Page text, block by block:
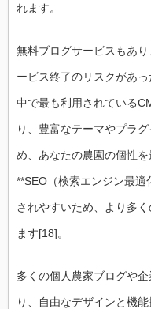
れます。
無料ブログサービスもあ
ービス終了のリスクがあ
中で最も利用されている
り、豊富なテーマやプラ
め、あなたの農園の個性を
**SEO（検索エンジン最
されやすいため、より多
ます[18]。
多くの個人農家ブログや
り、自由なデザインと機